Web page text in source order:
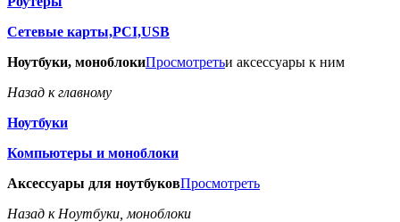
Сетевые карты,PCI,USB
Ноутбуки, моноблокиПросмотретьи аксессуары к ним
Назад к главному
Ноутбуки
Компьютеры и моноблоки
Аксессуары для ноутбуковПросмотреть
Назад к Ноутбуки, моноблоки